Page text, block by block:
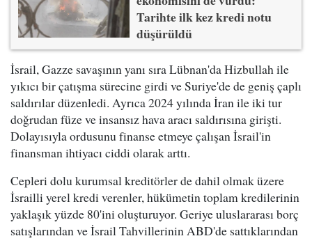
Tarihte ilk kez kredi notu
düşürüldü
İsrail, Gazze savaşının yanı sıra Lübnan'da Hizbullah ile
yıkıcı bir çatışma sürecine girdi ve Suriye'de de geniş çaplı
saldırılar düzenledi. Ayrıca 2024 yılında İran ile iki tur
doğrudan füze ve insansız hava aracı saldırısına girişti.
Dolayısıyla ordusunu finanse etmeye çalışan İsrail'in
finansman ihtiyacı ciddi olarak arttı.
Cepleri dolu kurumsal kreditörler de dahil olmak üzere
İsrailli yerel kredi verenler, hükümetin toplam kredilerinin
yaklaşık yüzde 80'ini oluşturuyor. Geriye uluslararası borç
satışlarından ve İsrail Tahvillerinin ABD'de sattıklarından